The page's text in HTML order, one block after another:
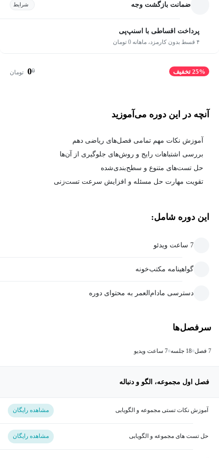
ضمانت بازگشت وجه شرایط
پرداخت اقساطی با اسنپ‌پی
۴ قسط بدون کارمزد، ماهانه 0 تومان
25% تخفیف 0
0 تومان
آنچه در این دوره می‌آموزید
آموزش نکات مهم تمامی فصل‌های ریاضی دهم
بررسی اشتباهات رایج و روش‌های جلوگیری از آن‌ها
حل تست‌های متنوع و سطح‌بندی‌شده
تقویت مهارت حل مسئله و افزایش سرعت تست‌زنی
این دوره شامل:
7 ساعت ویدئو
گواهینامه مکتب‌خونه
دسترسی مادام‌العمر به محتوای دوره
سرفصل‌ها
7 فصل 18 جلسه 7 ساعت ویدیو
فصل اول مجموعه، الگو و دنباله
آموزش نکات تستی مجموعه و الگویابی مشاهده رایگان
حل تست های مجموعه و الگویابی مشاهده رایگان